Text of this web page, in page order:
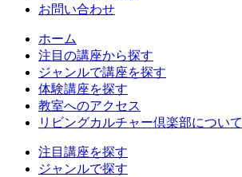
お問い合わせ
ホーム
注目の講座から探す
ジャンルで講座を探す
体験講座を探す
教室へのアクセス
リビングカルチャー倶楽部について
注目講座を探す
ジャンルで探す